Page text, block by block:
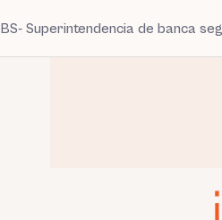
Superintendencia de banca